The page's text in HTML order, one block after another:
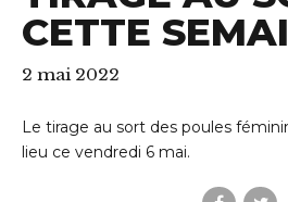
CETTE
2 mai 2022
Le tirage au sort des poules
lieu ce vendredi 6 mai.